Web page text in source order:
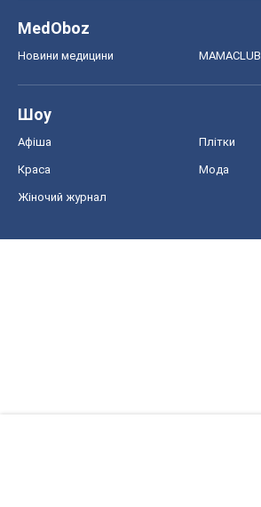
MedOboz
Новини медицини MAMACLUB
Шоу
Афіша Плітки
Краса Мода
Жіночий журнал